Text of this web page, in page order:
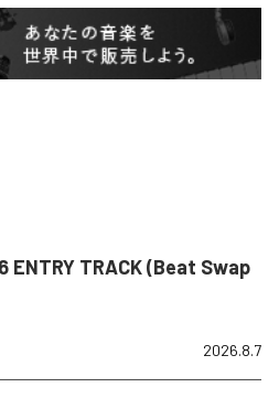
ENTRY TRACK (Beat Swap
2026.8.7